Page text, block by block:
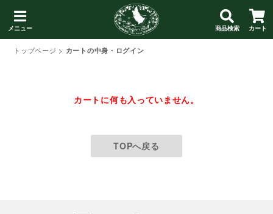
メニュー 商品検索 カート
トップページ > カートの中身・ログイン
カートに何も入っていません。
TOPへ戻る